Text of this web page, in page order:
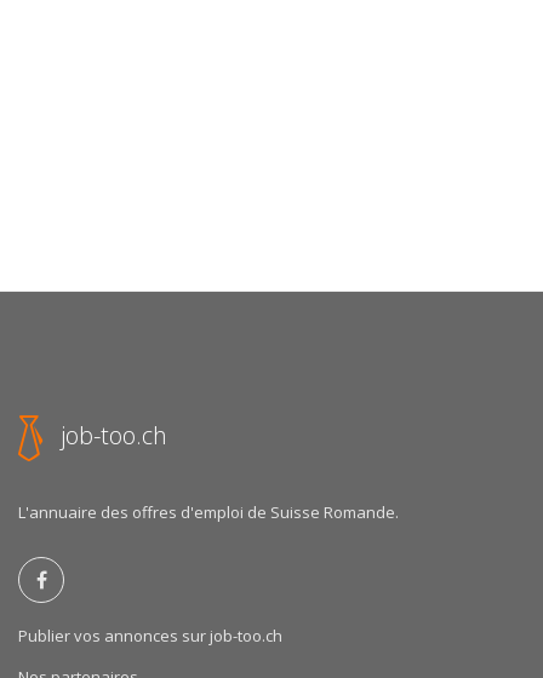
job-too.ch
L'annuaire des offres d'emploi de Suisse Romande.
Publier vos annonces sur job-too.ch